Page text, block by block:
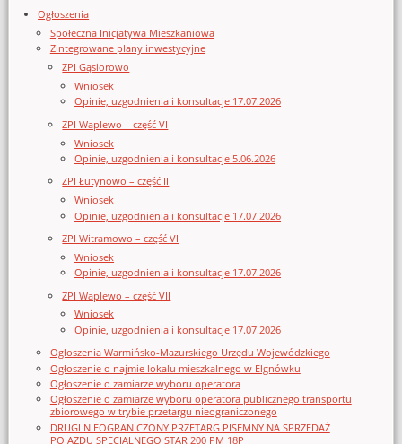
Ogłoszenia
Społeczna Inicjatywa Mieszkaniowa
Zintegrowane plany inwestycyjne
ZPI Gąsiorowo
Wniosek
Opinie, uzgodnienia i konsultacje 17.07.2026
ZPI Waplewo – część VI
Wniosek
Opinie, uzgodnienia i konsultacje 5.06.2026
ZPI Łutynowo – część II
Wniosek
Opinie, uzgodnienia i konsultacje 17.07.2026
ZPI Witramowo – część VI
Wniosek
Opinie, uzgodnienia i konsultacje 17.07.2026
ZPI Waplewo – część VII
Wniosek
Opinie, uzgodnienia i konsultacje 17.07.2026
Ogłoszenia Warmińsko-Mazurskiego Urzędu Wojewódzkiego
Ogłoszenie o najmie lokalu mieszkalnego w Elgnówku
Ogłoszenie o zamiarze wyboru operatora
Ogłoszenie o zamiarze wyboru operatora publicznego transportu
zbiorowego w trybie przetargu nieograniczonego
DRUGI NIEOGRANICZONY PRZETARG PISEMNY NA SPRZEDAŻ
POJAZDU SPECJALNEGO STAR 200 PM 18P